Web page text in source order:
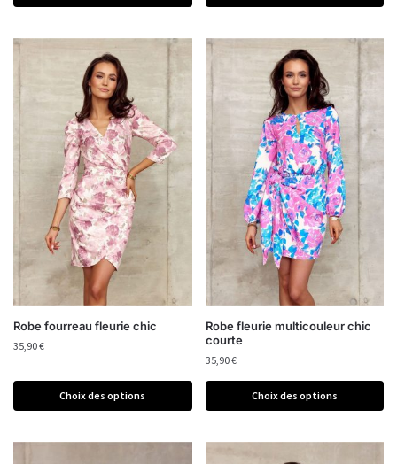
Robe fourreau fleurie chic
35,90€
Choix des options
Robe fleurie multicouleur chic
courte
35,90€
Choix des options